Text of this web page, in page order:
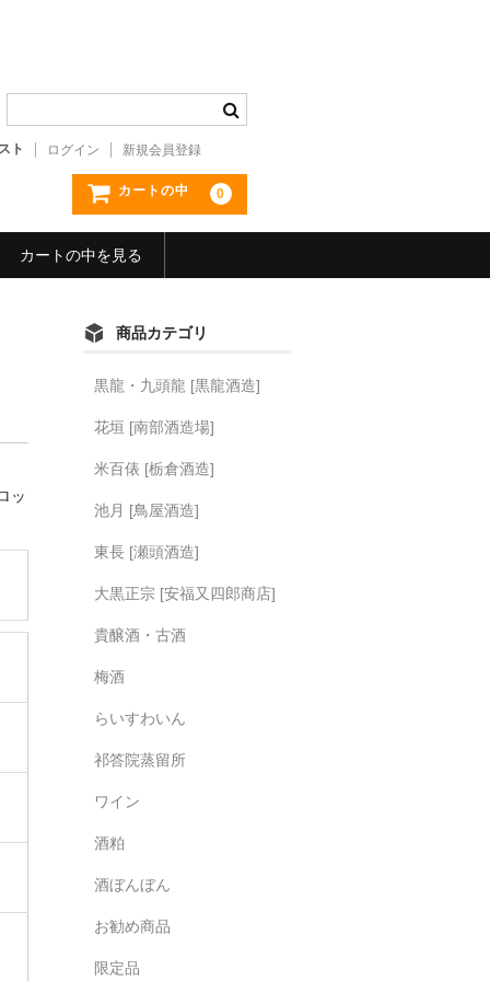
ト ログイン 新規会員登録
カートの中 0
カートの中を見る
ッ
商品カテゴリ
黒龍・九頭龍 [黒龍酒造]
花垣 [南部酒造場]
米百俵 [栃倉酒造]
池月 [鳥屋酒造]
東長 [瀬頭酒造]
大黒正宗 [安福又四郎商店]
貴醸酒・古酒
梅酒
らいすわいん
祁答院蒸留所
ワイン
酒粕
酒ぼんぼん
お勧め商品
限定品